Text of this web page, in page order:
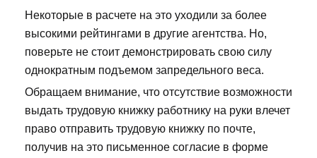
Некоторые в расчете на это уходили за более
высокими рейтингами в другие агентства. Но,
поверьте не стоит демонстрировать свою силу
однократным подъемом запредельного веса.
Обращаем внимание, что отсутствие возможности
выдать трудовую книжку работнику на руки влечет
право отправить трудовую книжку по почте,
получив на это письменное согласие в форме